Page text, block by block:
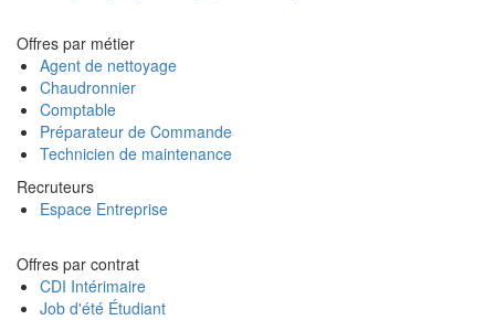
Offres par métier
Agent de nettoyage
Chaudronnier
Comptable
Préparateur de Commande
Technicien de maintenance
Recruteurs
Espace Entreprise
Offres par contrat
CDI Intérimaire
Job d'été Étudiant